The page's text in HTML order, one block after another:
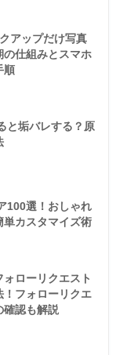
アップだけ写真
の仕組みとスマホ
順
と垢バレする？原
100選！おしゃれ
単カスタマイズ術
ォローリクエスト
！フォローリクエ
確認も解説